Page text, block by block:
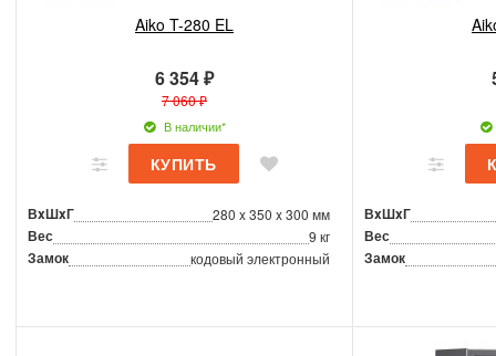
Aiko T-280 EL
6 354 ₽
7 060 ₽
В наличии*
ВxШxГ 280 x 350 x 300 мм
Вес 9 кг
Замок кодовый электронный
ВxШxГ
Вес
Замок